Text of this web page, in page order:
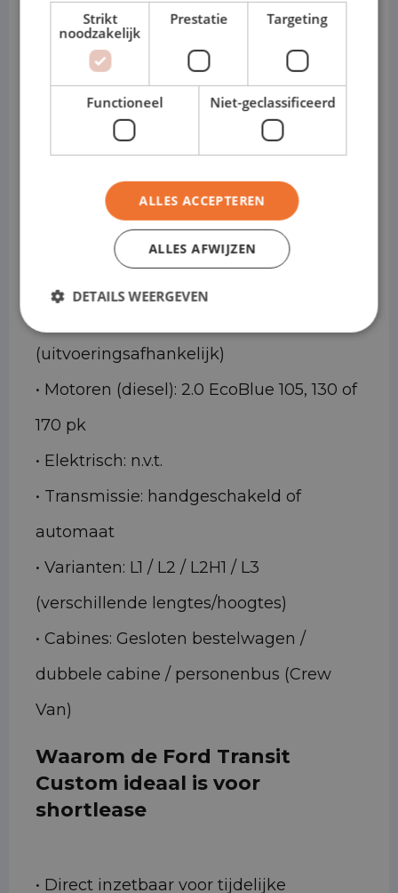
voorraad beschikbaar, waardoor je vaak
al binnen 24 uur kunt rijden, zonder
langdurige leaseverplichtingen.
Technische gegevens
• Laadvolume: ca. 6,0 m³ tot 8,3 m³
(afhankelijk van lengte/hoogte)
(uitvoeringsafhankelijk)
• Motoren (diesel): 2.0 EcoBlue 105, 130 of
170 pk
• Elektrisch: n.v.t.
• Transmissie: handgeschakeld of
automaat
• Varianten: L1 / L2 / L2H1 / L3
(verschillende lengtes/hoogtes)
• Cabines: Gesloten bestelwagen /
dubbele cabine / personenbus (Crew
Van)
Waarom de Ford Transit
Custom ideaal is voor
shortlease
• Direct inzetbaar voor tijdelijke
Strikt
noodzakelijk
Prestatie Targeting
Functioneel Niet-geclassificeerd
ALLES ACCEPTEREN
ALLES AFWIJZEN
DETAILS WEERGEVEN